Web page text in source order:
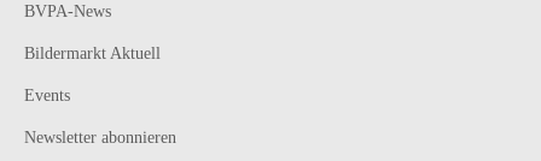
BVPA-News
Bildermarkt Aktuell
Events
Newsletter abonnieren